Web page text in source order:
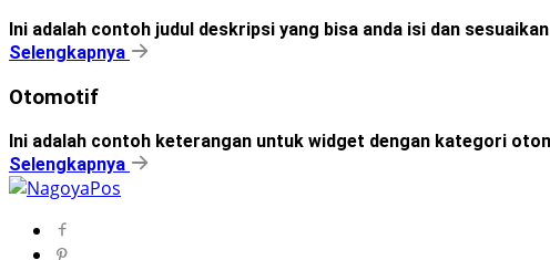
Ini adalah contoh judul deskripsi yang bisa anda isi dan
Selengkapnya
Otomotif
Ini adalah contoh keterangan untuk widget dengan kategori
Selengkapnya